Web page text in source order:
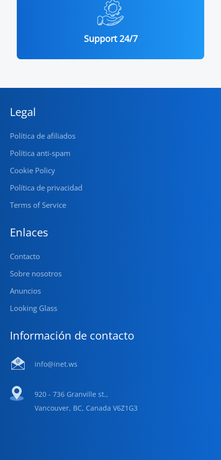
Support 24/7
Legal
Política de afiliados
Política anti-spam
Cookie Policy
Política de privacidad
Terms of Service
Enlaces
Contacto
Sobre nosotros
Anuncios
Looking Glass
Información de contacto
info@inet.ws
920 - 736 Granville st.,
Vancouver, BC, Canada V6Z1G3